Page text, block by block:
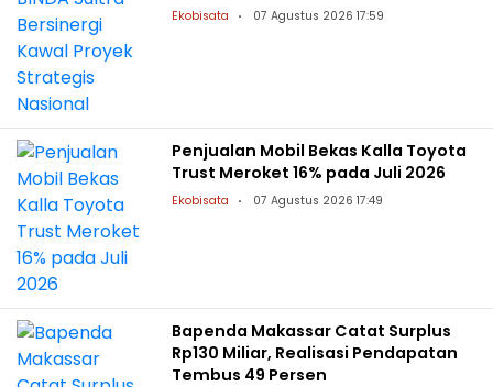
Ekobisata 07 Agustus 2026 17:59
Penjualan Mobil Bekas Kalla Toyota
Trust Meroket 16% pada Juli 2026
Ekobisata 07 Agustus 2026 17:49
Bapenda Makassar Catat Surplus
Rp130 Miliar, Realisasi Pendapatan
Tembus 49 Persen